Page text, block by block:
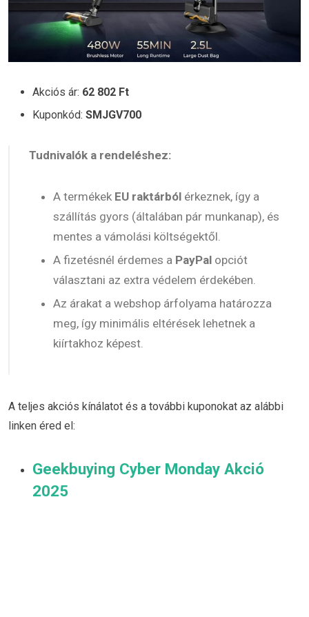
Akciós ár: 62 802 Ft
Kuponkód: SMJGV700
Tudnivalók a rendeléshez:
A termékek EU raktárból érkeznek, így a
szállítás gyors (általában pár munkanap), és
mentes a vámolási költségektől.
A fizetésnél érdemes a PayPal opciót
választani az extra védelem érdekében.
Az árakat a webshop árfolyama határozza
meg, így minimális eltérések lehetnek a
kiírtakhoz képest.
A teljes akciós kínálatot és a további kuponokat az alábbi
linken éred el:
Geekbuying Cyber Monday Akció
2025